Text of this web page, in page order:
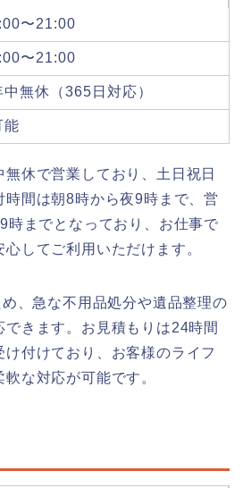
〜21:00
〜21:00
中無休（365日対応）
能
休で営業しており、土日祝日
時間は朝8時から夜9時まで、営
時までとなっており、お仕事で
してご利用いただけます。
、急な不用品処分や遺品整理の
できます。お見積もりは24時間
け付けており、お客様のライフ
な対応が可能です。